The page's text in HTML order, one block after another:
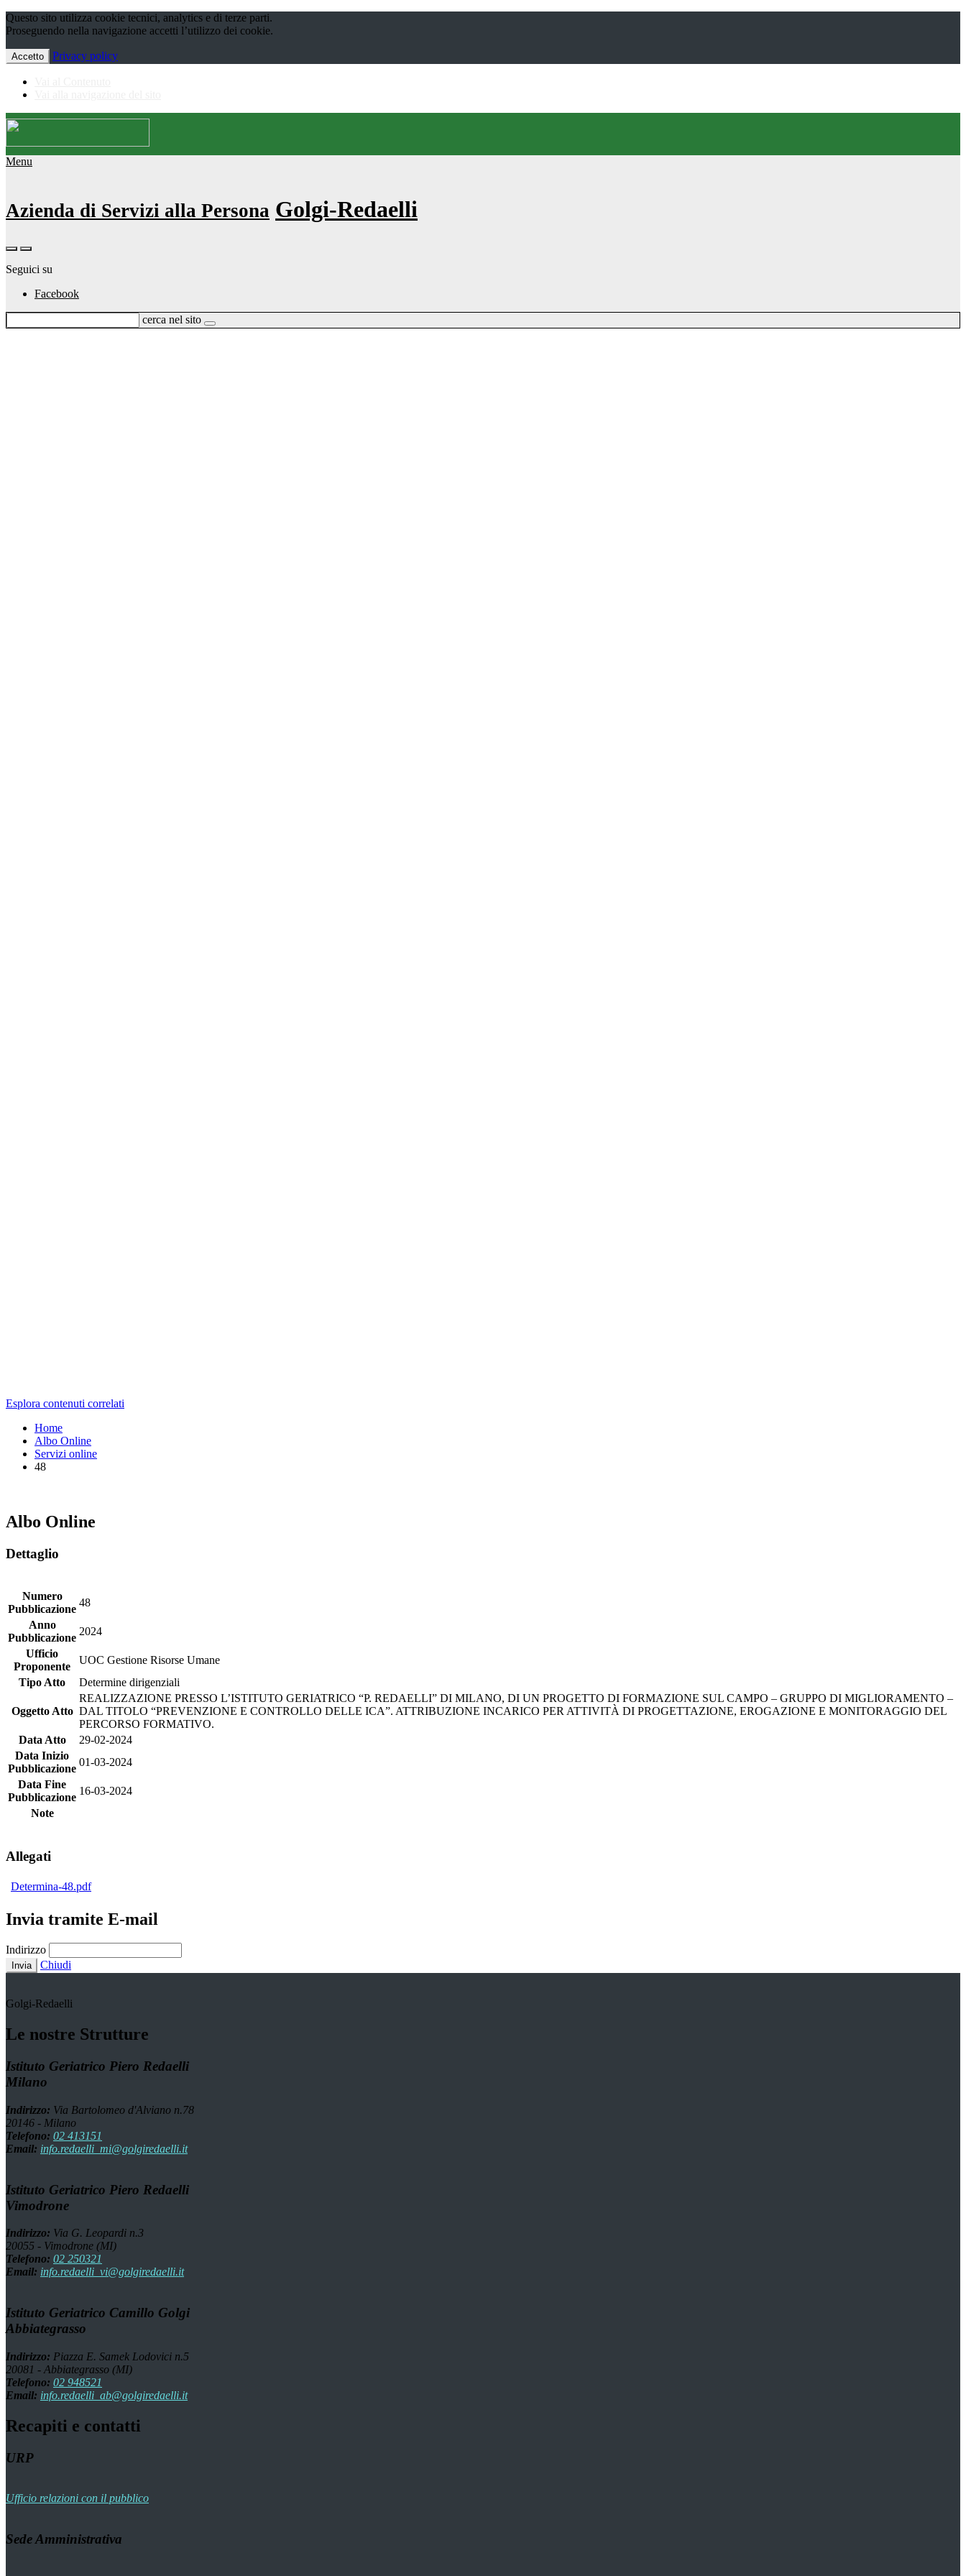
Questo sito utilizza cookie tecnici, analytics e di terze parti.
Proseguendo nella navigazione accetti l’utilizzo dei cookie.
Accetto Privacy policy
Menu
Azienda di Servizi alla Persona Golgi-Redaelli
Seguici su
Facebook
cerca nel sito
Esplora contenuti correlati
Home
Albo Online
Servizi online
48
Albo Online
Dettaglio
Numero
Pubblicazione
48
Anno
Pubblicazione
2024
Ufficio
Proponente
UOC Gestione Risorse Umane
Tipo Atto
Determine dirigenziali
Oggetto Atto
REALIZZAZIONE PRESSO L’ISTITUTO GERIATRICO “P. REDAELLI” DI MILANO, DI UN PROGETTO DI FORMAZIONE SUL CAMPO – GRUPPO DI MIGLIORAMENTO –
DAL TITOLO “PREVENZIONE E CONTROLLO DELLE ICA”. ATTRIBUZIONE INCARICO PER ATTIVITÀ DI PROGETTAZIONE, EROGAZIONE E MONITORAGGIO DEL
PERCORSO FORMATIVO.
Data Atto
29-02-2024
Data Inizio
Pubblicazione
01-03-2024
Data Fine
Pubblicazione
16-03-2024
Note
Allegati
Determina-48.pdf
Invia tramite E-mail
Indirizzo
Invia Chiudi
Golgi-Redaelli
Le nostre Strutture
Istituto Geriatrico Piero Redaelli
Milano
Indirizzo: Via Bartolomeo d'Alviano n.78
20146 - Milano
Telefono: 02 413151
Email: info.redaelli_mi@golgiredaelli.it
Istituto Geriatrico Piero Redaelli
Vimodrone
Indirizzo: Via G. Leopardi n.3
20055 - Vimodrone (MI)
Telefono: 02 250321
Email: info.redaelli_vi@golgiredaelli.it
Istituto Geriatrico Camillo Golgi
Abbiategrasso
Indirizzo: Piazza E. Samek Lodovici n.5
20081 - Abbiategrasso (MI)
Telefono: 02 948521
Email: info.redaelli_ab@golgiredaelli.it
Recapiti e contatti
URP
Ufficio relazioni con il pubblico
Sede Amministrativa